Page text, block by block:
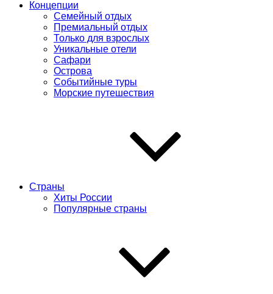
Концепции
Семейный отдых
Премиальный отдых
Только для взрослых
Уникальные отели
Сафари
Острова
Событийные туры
Морские путешествия
Страны
Хиты России
Популярные страны